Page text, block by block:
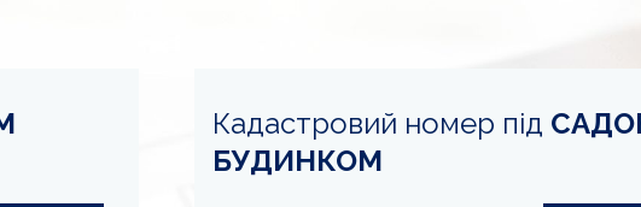
Кадастровий номер під
БУДИНКОМ